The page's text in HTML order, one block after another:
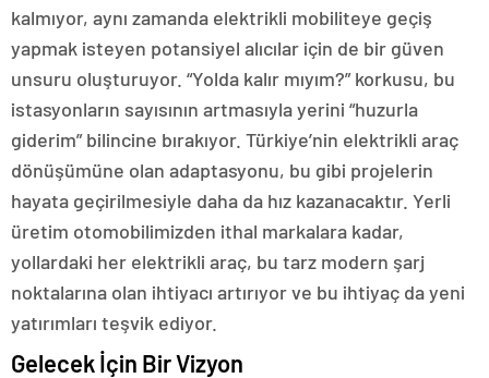
kalmıyor, aynı zamanda elektrikli mobiliteye geçiş
yapmak isteyen potansiyel alıcılar için de bir güven
unsuru oluşturuyor. “Yolda kalır mıyım?” korkusu, bu
istasyonların sayısının artmasıyla yerini “huzurla
giderim” bilincine bırakıyor. Türkiye’nin elektrikli araç
dönüşümüne olan adaptasyonu, bu gibi projelerin
hayata geçirilmesiyle daha da hız kazanacaktır. Yerli
üretim otomobilimizden ithal markalara kadar,
yollardaki her elektrikli araç, bu tarz modern şarj
noktalarına olan ihtiyacı artırıyor ve bu ihtiyaç da yeni
yatırımları teşvik ediyor.
Gelecek İçin Bir Vizyon